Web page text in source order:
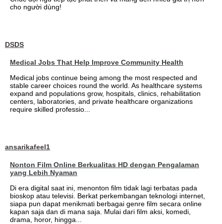
cho người dùng!
DSDS
Medical Jobs That Help Improve Community Health
Medical jobs continue being among the most respected and
stable career choices round the world. As healthcare systems
expand and populations grow, hospitals, clinics, rehabilitation
centers, laboratories, and private healthcare organizations
require skilled professio...
ansarikafeel1
Nonton Film Online Berkualitas HD dengan Pengalaman
yang Lebih Nyaman
Di era digital saat ini, menonton film tidak lagi terbatas pada
bioskop atau televisi. Berkat perkembangan teknologi internet,
siapa pun dapat menikmati berbagai genre film secara online
kapan saja dan di mana saja. Mulai dari film aksi, komedi,
drama, horor, hingga...